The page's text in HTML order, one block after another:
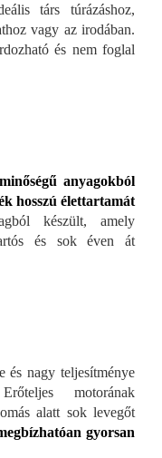
társ túrázáshoz,
vagy az irodában.
és nem foglal
anyagokból
hosszú élettartamát
készült, amely
és sok éven át
és nagy teljesítménye
motorának
alatt sok levegőt
gyorsan